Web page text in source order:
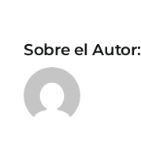
Sobre el Autor: